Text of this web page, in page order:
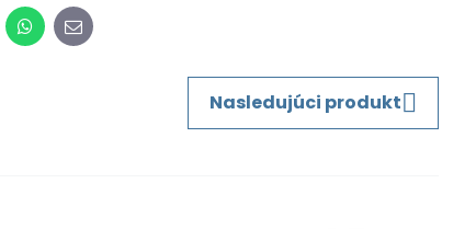
WhatsApp
E-
mail
Nasledujúci produkt